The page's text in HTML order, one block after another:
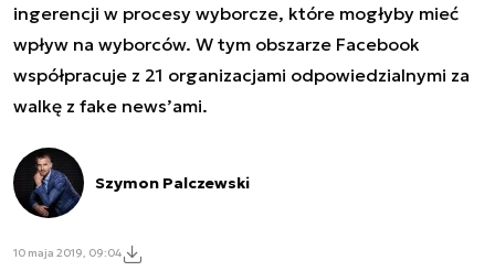
ingerencji w procesy wyborcze, które mogłyby mieć
wpływ na wyborców. W tym obszarze Facebook
współpracuje z 21 organizacjami odpowiedzialnymi za
walkę z fake news’ami.
Szymon Palczewski
10 maja 2019, 09:04